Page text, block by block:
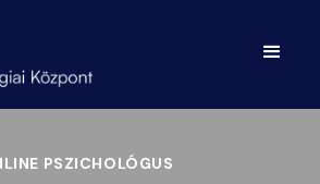
PSZICHOLÓGUS